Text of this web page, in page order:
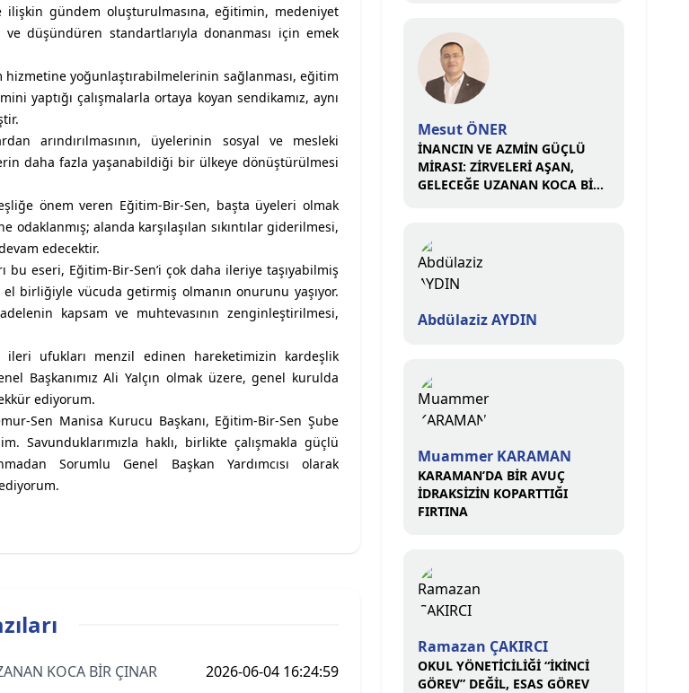
ilişkin gündem oluşturulmasına, eğitimin, medeniyet
düşündüren standartlarıyla donanması için emek
hizmetine yoğunlaştırabilmelerinin sağlanması, eğitim
yaptığı çalışmalarla ortaya koyan sendikamız, aynı
arındırılmasının, üyelerinin sosyal ve mesleki
daha fazla yaşanabildiği bir ülkeye dönüştürülmesi
önem veren Eğitim-Bir-Sen, başta üyeleri olmak
alanda karşılaşılan sıkıntılar giderilmesi,
edecektir.
bu eseri, Eğitim-Bir-Sen’i çok daha ileriye taşıyabilmiş
birliğiyle vücuda getirmiş olmanın onurunu yaşıyor.
kapsam ve muhtevasının zenginleştirilmesi,
ufukları menzil edinen hareketimizin kardeşlik
Başkanımız Ali Yalçın olmak üzere, genel kurulda
ediyorum.
Sen Manisa Kurucu Başkanı, Eğitim-Bir-Sen Şube
Savunduklarımızla haklı, birlikte çalışmakla güçlü
Sorumlu Genel Başkan Yardımcısı olarak
KOCA BİR ÇINAR
2026-06-04 16:24:59
Mesut ÖNER
İNANCIN VE AZMİN GÜÇLÜ
MİRASI: ZİRVELERİ AŞAN,
GELECEĞE UZANAN KOCA BİR
Abdülaziz AYDIN
Muammer KARAMAN
KARAMAN’DA BİR AVUÇ
İDRAKSİZİN KOPARTTIĞI
FIRTINA
Ramazan ÇAKIRCI
OKUL YÖNETİCİLİĞİ “İKİNCİ
GÖREV” DEĞİL, ESAS GÖREV